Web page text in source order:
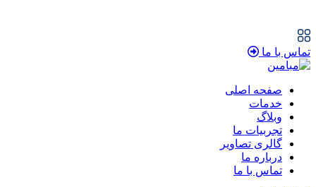
تماس با ما
صفحه اصلی
خدمات
وبلاگ
تجربیات ما
گالری تصاویر
درباره ما
تماس با ما